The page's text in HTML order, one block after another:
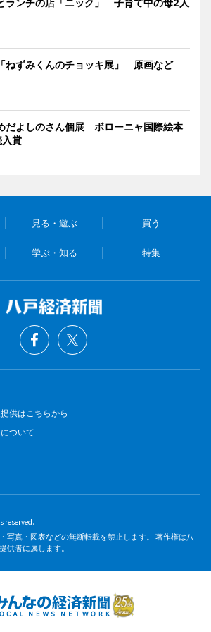
ランチの店「ニック」 子育て中の母2人
ねずみくんのチョッキ展」 原画など
だよしのさん個展 ボローニャ国際絵本
賞
見る・遊ぶ 買う
学ぶ・知る 特集
供はこちらから
ついて
reserved.
写真・図表などの無断転載を禁止します。 著作権は八
供者に属します。